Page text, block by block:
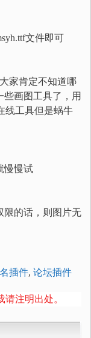
文件即可
家肯定不知道哪
画图工具了，用
线工具但是蜗牛
慢慢试
限的话，则图片无
插件, 论坛插件
请注明出处。